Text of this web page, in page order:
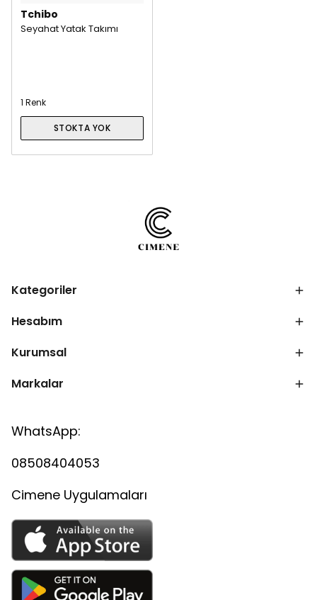
Tchibo
Seyahat Yatak Takımı
1 Renk
STOKTA YOK
Kategoriler
Hesabım
Kurumsal
Markalar
WhatsApp:
08508404053
Cimene Uygulamaları